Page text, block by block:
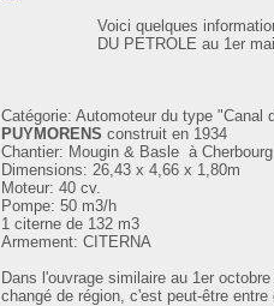
Voici quelques
DU PETROLE au 1er
Catégorie: Automoteur du type "Canal
PUYMORENS construit en 1934
Chantier: Mougin & Basle à Cherbourg
Dimensions: 26,43 x 4,66 x 1,80m
Moteur: 40 cv.
Pompe: 50 m3/h
1 citerne de 132 m3
Armement: CITERNA
Dans l'ouvrage similaire au 1er
changé de région, c'est peut-être